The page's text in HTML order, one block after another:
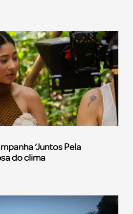
‘Juntos Pela
do clima